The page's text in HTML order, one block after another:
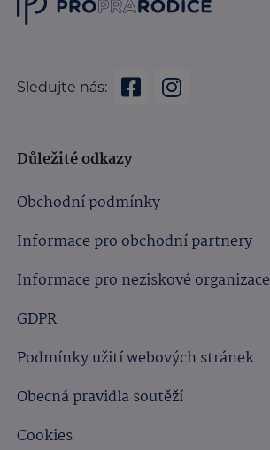
Sledujte nás:
Důležité odkazy
Obchodní podmínky
Informace pro obchodní partnery
Informace pro neziskové organizace
GDPR
Podmínky užití webových stránek
Obecná pravidla soutěží
Cookies